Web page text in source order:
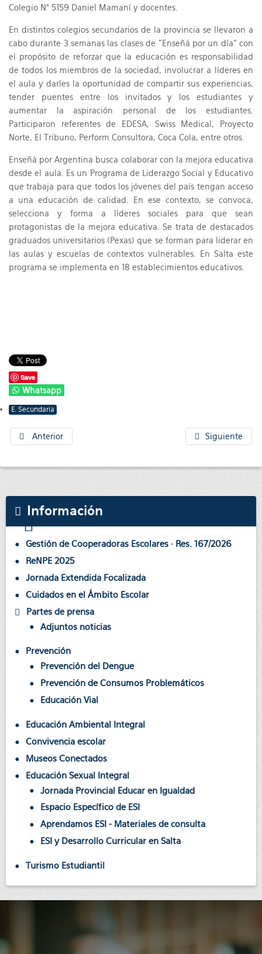
Colegio N° 5159 Daniel Mamaní y docentes.
En distintos colegios secundarios de la provincia se llevaron a
cabo durante 3 semanas las clases de "Enseñá por un día" con
el propósito de reforzar que la educación es responsabilidad
de todos los miembros de la sociedad, involucrar a líderes en
el aula y darles la oportunidad de compartir sus experiencias,
tender puentes entre los invitados y los estudiantes y
aumentar la aspiración personal de los estudiantes.
Participaron referentes de EDESA, Swiss Medical, Proyecto
Norte, El Tribuno, Perform Consultora, Coca Cola, entre otros.
Enseñá por Argentina busca colaborar con la mejora educativa
desde el aula. Es un Programa de Liderazgo Social y Educativo
que trabaja para que todos los jóvenes del país tengan acceso
a una educación de calidad. En ese contexto, se convoca,
selecciona y forma a líderes sociales para que sean
protagonistas de la mejora educativa. Se trata de destacados
graduados universitarios (Pexas) que se forman para liderar en
las aulas y escuelas de contextos vulnerables. En Salta este
programa se implementa en 18 establecimientos educativos.
Save
Whatsapp
E. Secundaria
Anterior Siguiente
Información
Gestión de Cooperadoras Escolares · Res. 167/2026
ReNPE 2025
Jornada Extendida Focalizada
Cuidados en el Ámbito Escolar
Partes de prensa
Adjuntos noticias
Prevención
Prevención del Dengue
Prevención de Consumos Problemáticos
Educación Vial
Educación Ambiental Integral
Convivencia escolar
Museos Conectados
Educación Sexual Integral
Jornada Provincial Educar en Igualdad
Espacio Específico de ESI
Aprendamos ESI - Materiales de consulta
ESI y Desarrollo Curricular en Salta
Turismo Estudiantil